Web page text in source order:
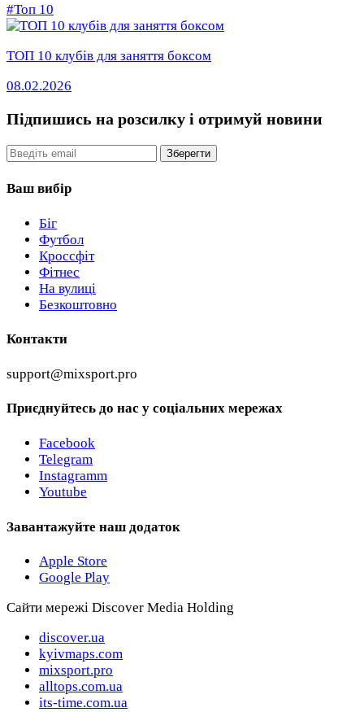
#Топ 10
ТОП 10 клубів для заняття боксом
08.02.2026
Підпишись на розсилку і отримуй новини
Email Зберегти
Ваш вибір
Біг
Футбол
Кроссфіт
Фітнес
На вулиці
Безкоштовно
Контакти
support@mixsport.pro
Приєднуйтесь до нас у соціальних мережах
Facebook
Telegram
Instagramm
Youtube
Завантажуйте наш додаток
Apple Store
Google Play
Сайти мережі Discover Media Holding
discover.ua
kyivmaps.com
mixsport.pro
alltops.com.ua
its-time.com.ua